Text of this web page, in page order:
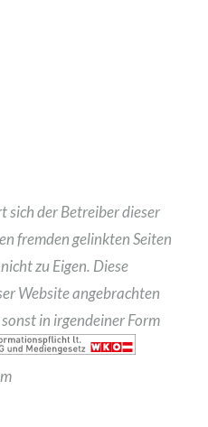
sich der Betreiber dieser
fremden gelinkten Seiten
zu Eigen. Diese
Website angebrachten
in irgendeiner Form